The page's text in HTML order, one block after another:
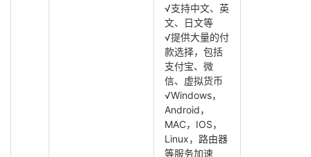
√支持中文、英
文、日文等
√提供大量的付
款选择，包括
支付宝、微
信、虚拟货币
√Windows，
Android，
MAC，IOS，
Linux，路由器
等服务加速